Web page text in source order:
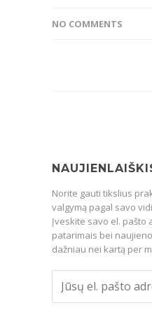
NO COMMENTS
Norite gauti tikslius
valgymą pagal savo
Įveskite savo el. pašto
patarimais bei
dažniau nei kartą per